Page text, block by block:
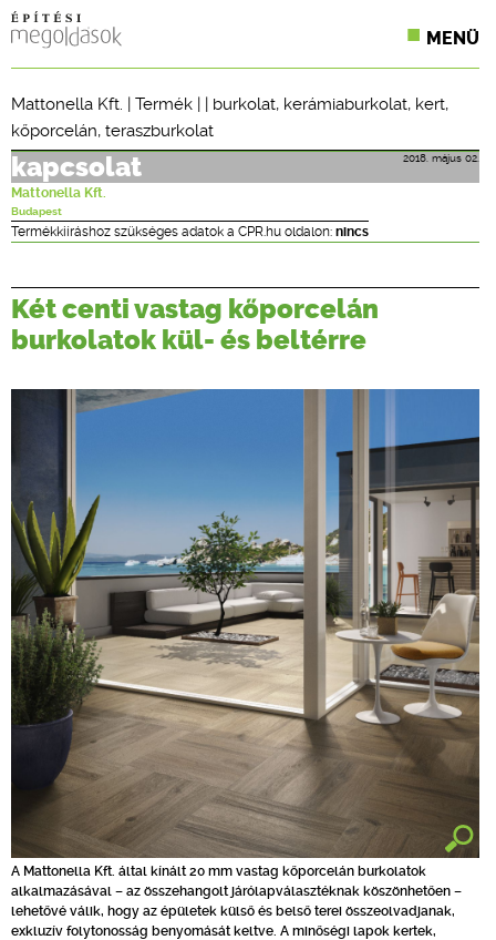
MENÜ
SZAKLAPOK
CPR TERMÉKKIÍRÁS
ÉPÍTÉSI JOG
ONLINE KÉPZÉSEK
TERVEZÉSI SEGÉDLETEK
Mattonella Kft. | Termék | | burkolat, kerámiaburkolat, kert,
kőporcelán, teraszburkolat
2018. május 02.
kapcsolat
Mattonella Kft.
Budapest
Termékkiíráshoz szükséges adatok a CPR.hu oldalon: nincs
Két centi vastag kőporcelán
burkolatok kül- és beltérre
A Mattonella Kft. által kínált 20 mm vastag kőporcelán burkolatok
alkalmazásával – az összehangolt járólapválasztéknak köszönhetően –
lehetővé válik, hogy az épületek külső és belső terei összeolvadjanak,
exkluzív folytonosság benyomását keltve. A minőségi lapok kertek,